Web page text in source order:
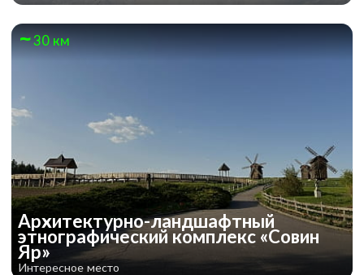
30 км
Архитектурно-ландшафтный
этнографический комплекс «Совин
Яр»
Интересное место